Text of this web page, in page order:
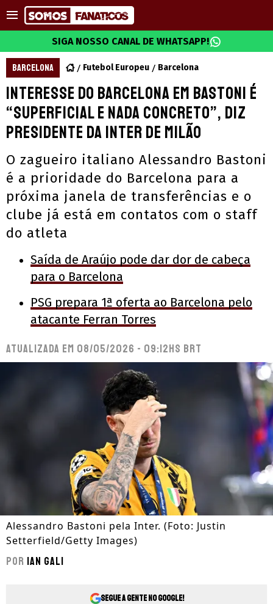
SIGA NOSSO CANAL DE WHATSAPP!
BARCELONA Futebol Europeu Barcelona
Interesse do Barcelona em Bastoni é
“superficial e nada concreto”, diz
presidente da Inter de Milão
O zagueiro italiano Alessandro Bastoni
é a prioridade do Barcelona para a
próxima janela de transferências e o
clube já está em contatos com o staff
do atleta
Saída de Araújo pode dar dor de cabeça
para o Barcelona
PSG prepara 1ª oferta ao Barcelona pelo
atacante Ferran Torres
Atualizada em 08/05/2026 - 09:12hs BRT
Alessandro Bastoni pela Inter. (Foto: Justin
Setterfield/Getty Images)
Por Ian Gali
Segue a gente no Google!